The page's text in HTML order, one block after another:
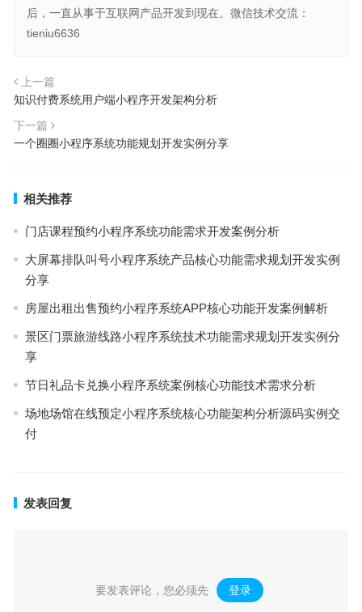
后，一直从事于互联网产品开发到现在。微信技术交流：
tieniu6636
上一篇
知识付费系统用户端小程序开发架构分析
下一篇
一个圈圈小程序系统功能规划开发实例分享
相关推荐
门店课程预约小程序系统功能需求开发案例分析
大屏幕排队叫号小程序系统产品核心功能需求规划开发实例
分享
房屋出租出售预约小程序系统APP核心功能开发案例解析
景区门票旅游线路小程序系统技术功能需求规划开发实例分
享
节日礼品卡兑换小程序系统案例核心功能技术需求分析
场地场馆在线预定小程序系统核心功能架构分析源码实例交
付
发表回复
要发表评论，您必须先 登录 。